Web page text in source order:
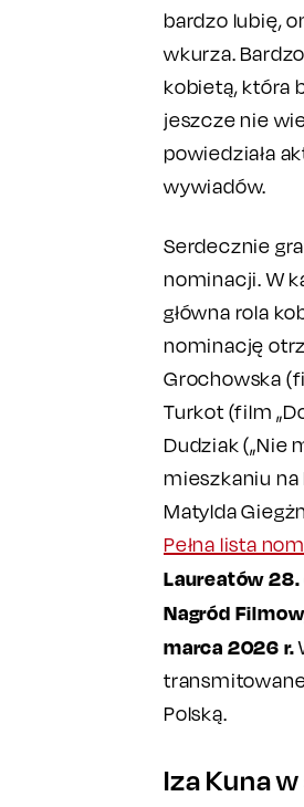
bardzo lubię,
wkurza.
kobietą, która
jeszcze nie
powiedziała
wywiadów.
Serdecznie
nominacji. W
główna rola
nominację
Grochowska
Turkot (film
Dudziak („Nie
mieszkaniu na
Matylda
Pełna lista
Laureatów
Nagród
marca 2026 r.
Polską.
Iza Kuna